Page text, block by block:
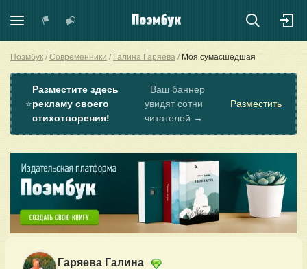
Поэмбук Современники Галина Гаряева Моя сумасшедшая
⭐
Разместите здесь
рекламу своего
стихотворения!
Ваш баннер
увидят сотни
читателей →
Разместить
Гаряева Галина